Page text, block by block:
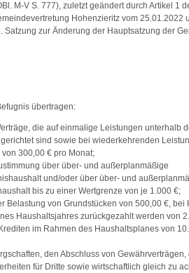
M-V S. 777), zuletzt geändert durch Artikel 1
Hohenzieritz vom 25.01.2022
Satzung zur Änderung der Hauptsatzung der
übertragen:
die auf einmalige Leistungen unterhalb
sind sowie bei wiederkehrenden
300,00 € pro Monat;
über über- und außerplanmäßige
und/oder über über- und
bis zu einer Wertgrenze von je 1.000 €;
Belastung von Grundstücken von 500,00 €, bei
Haushaltsjahres zurückgezahlt werden von
im Rahmen des Haushaltsplanes von
den Abschluss von Gewährverträgen,
für Dritte sowie wirtschaftlich gleich zu